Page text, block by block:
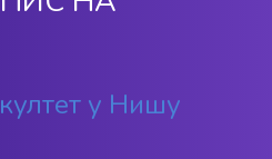
у Нишу